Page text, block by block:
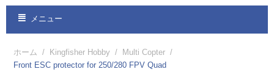
メニュー
ホーム / Kingfisher Hobby / Multi Copter /
Front ESC protector for 250/280 FPV Quad